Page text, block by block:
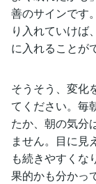
善のサインです
り入れていけば
に入れることが
そうそう、変化
てください。毎
たか、朝の気分
ません。目に見
も続きやすくな
果的かも分かっ